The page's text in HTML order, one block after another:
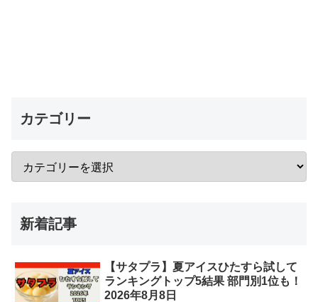
カテゴリー
新着記事
【サタプラ】夏アイスひたすら試して
ランキングトップ5結果 部門別1位も！
2026年8月8日